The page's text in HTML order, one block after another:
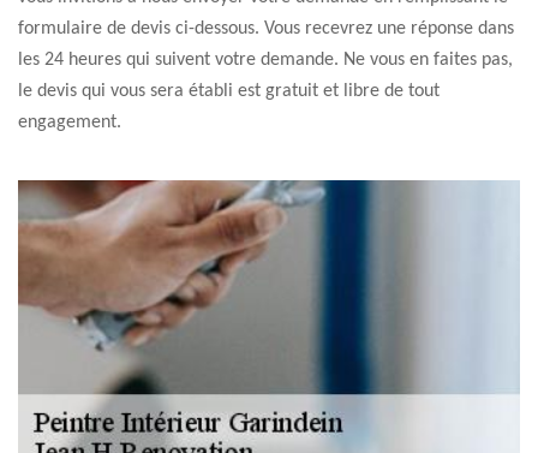
formulaire de devis ci-dessous. Vous recevrez une réponse dans
les 24 heures qui suivent votre demande. Ne vous en faites pas,
le devis qui vous sera établi est gratuit et libre de tout
engagement.